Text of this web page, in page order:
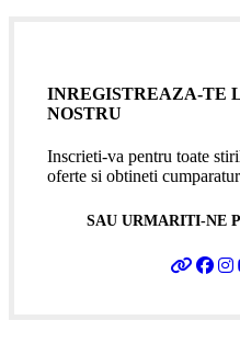
INREGISTREAZA-TE
NOSTRU
Inscrieti-va pentru toate
oferte si obtineti
SAU URMARITI-NE